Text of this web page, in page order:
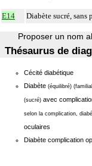
E14 Diabète sucré, sans
Proposer un nom
Thésaurus de
Cécité diabétique
Diabète (équilibré)
(sucré) avec
selon la complication,
oculaires
Diabète complication